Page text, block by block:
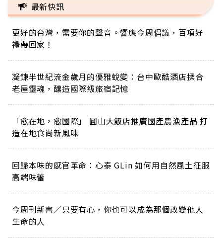
最新快訊
更好的台灣，需要你的聲音。響應今周倡議，百項好
禮帶回家！
凝鍊半世紀流金歲月的優雅蛻變：台中歐酷酒店揉合
老屋靈魂，釀造國際級旅宿記憶
「愈在地，愈國際」 圓山大飯店推廣國產農漁產品 打
造在地食尚新風味
回歸本味的感官革命：心泰 GLin 如何用自然風土征服
高端味蕾
今周刊新書／只要有心，你也可以成為那個改變他人
生命的人